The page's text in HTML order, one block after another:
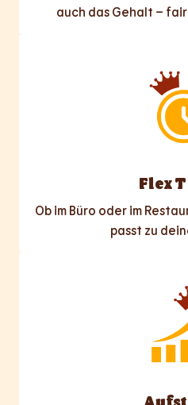
auch das Gehalt –
Flex
Ob im Büro oder im
passt zu